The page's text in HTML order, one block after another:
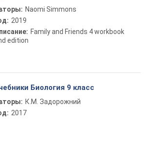
Naomi Simmons
2019
Family and Friends 4 workbook
edition
Биология 9 класс
К.М. Задорожний
2017